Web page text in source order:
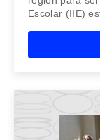
Escolar (IIE)